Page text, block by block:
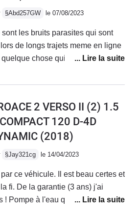
déconseille vivement
§Abd257GW le 07/08/2023
sont les bruits parasites qui sont
de longs trajets meme en ligne
chose qui grince pourtant
diesel que l’ont peut trouver
+ VMCrémaillère de direction Pb
de vitesse (premiere HS)Défaut
plus le souvenir de celui qui était en
pannes)Ventilateur qui tourne
avec les sondes changéesAd
Toy (a la longue je l’ai fais
pannes dont je n’ai plus le
sont nombreusesJe pensais
2 VERSO II (2) 1.5
120 D-4D
(2018)
§Jay321cg le 14/04/2023
ce véhicule. Il est beau certes et
fi. De la garantie (3 ans) j'ai
! Pompe à l'eau qui a lâché (apr s